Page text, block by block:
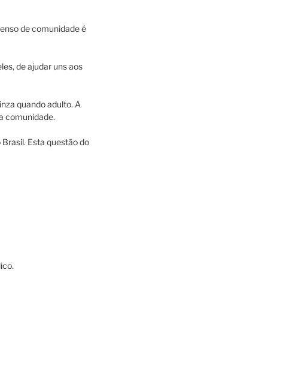
de comunidade é
de ajudar uns aos
quando adulto. A
comunidade.
Esta questão do